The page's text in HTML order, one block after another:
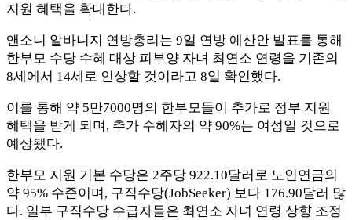
지원 혜택을 확대한다.
앤소니 알바니지 연방총리는 9일 연방 예산안 발표를 통해
한부모 수당 수혜 대상 피부양 자녀 최연소 연령을 기존의
8세에서 14세로 인상할 것이라고 8일 확인했다.
이를 통해 약 5만7000명의 한부모들이 추가로 정부 지원
혜택을 받게 되며, 추가 수혜자의 약 90%는 여성일 것으로
예상됐다.
한부모 지원 기본 수당은 2주당 922.10달러로 노인연금의
약 95% 수준이며, 구직수당(JobSeeker) 보다 176.90달러 많
다. 일부 구직수당 수급자들은 최연소 자녀 연령 상향 조정